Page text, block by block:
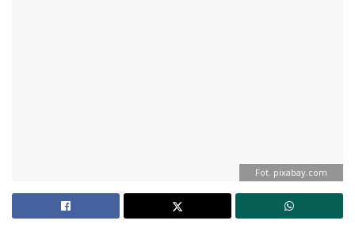
Fot. pixabay.com